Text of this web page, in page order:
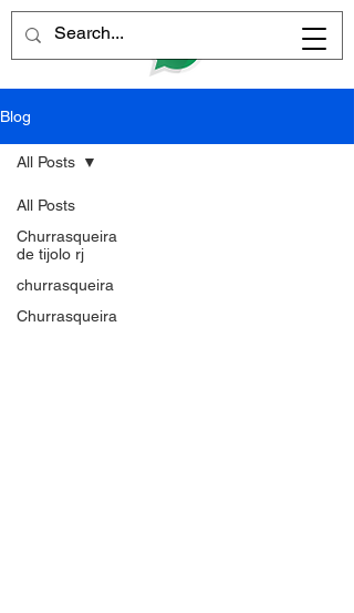
Blog
All Posts
Churrasqueira
de tijolo rj
churrasqueira
Churrasqueira
All Posts